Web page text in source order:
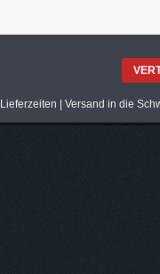
Lieferzeiten | Versand in die